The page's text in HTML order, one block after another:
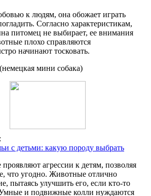
к людям, она обожает играть
Согласно характеристикам,
питомец не выбирает, ее внимания
плохо справляются
начинают тосковать.
мини собака)
с детьми: какую породу выбрать
агрессии к детям, позволяя
что угодно. Животные отлично
пытаясь улучшить его, если кто-то
Умные и подвижные колли нуждаются